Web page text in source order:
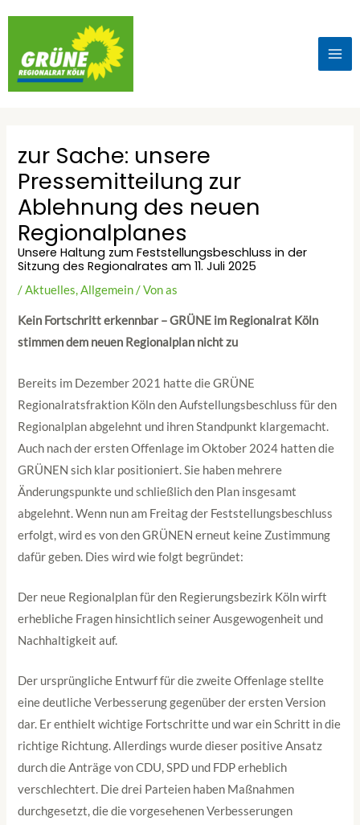
zur Sache: unsere
Pressemitteilung zur
Ablehnung des neuen
Regionalplanes
Unsere Haltung zum Feststellungsbeschluss in der
Sitzung des Regionalrates am 11. Juli 2025
/Aktuelles,Allgemein/ Vonas
Kein Fortschritt erkennbar – GRÜNE im Regionalrat Köln
stimmen dem neuen Regionalplan nicht zu
Bereits im Dezember 2021 hatte die GRÜNE
Regionalratsfraktion Köln den Aufstellungsbeschluss für den
Regionalplan abgelehnt und ihren Standpunkt klargemacht.
Auch nach der ersten Offenlage im Oktober 2024 hatten die
GRÜNEN sich klar positioniert. Sie haben mehrere
Änderungspunkte und schließlich den Plan insgesamt
abgelehnt. Wenn nun am Freitag der Feststellungsbeschluss
erfolgt, wird es von den GRÜNEN erneut keine Zustimmung
dafür geben. Dies wird wie folgt begründet:
Der neue Regionalplan für den Regierungsbezirk Köln wirft
erhebliche Fragen hinsichtlich seiner Ausgewogenheit und
Nachhaltigkeit auf.
Der ursprüngliche Entwurf für die zweite Offenlage stellte
eine deutliche Verbesserung gegenüber der ersten Version
dar. Er enthielt wichtige Fortschritte und war ein Schritt in die
richtige Richtung. Allerdings wurde dieser positive Ansatz
durch die Anträge von CDU, SPD und FDP erheblich
verschlechtert. Die drei Parteien haben Maßnahmen
durchgesetzt, die die vorgesehenen Verbesserungen